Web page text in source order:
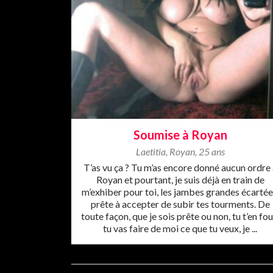
Soumise à Royan
Laetitia, Royan, 25 ans
T’as vu ça ? Tu m’as encore donné aucun ordre
Royan et pourtant, je suis déjà en train de
m’exhiber pour toi, les jambes grandes
prête à accepter de subir tes tourments. De
toute façon, que je sois prête ou non, tu t’en
tu vas faire de moi ce que tu veux, je ...